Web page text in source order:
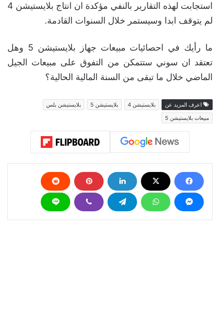
استجابت لهذه التقارير بالنفي مؤكدة ان انتاج بلايستيشن 4
لم يتوقف ابدا وسيستمر خلال السنوات القادمة.
ما رأيك في احصائيات مبيعات جهاز بلايستيشن 5 وهل
تعتقد ان سوني ستتمكن من التفوق على مبيعات الجيل
الماضي خلال ما تبقى من السنة المالية الحالية؟
اعرف المزيد عن بلايستيشن 4 بلايستيشن 5
بلايستيشن بلس
مبيعات بلايستيشن 5